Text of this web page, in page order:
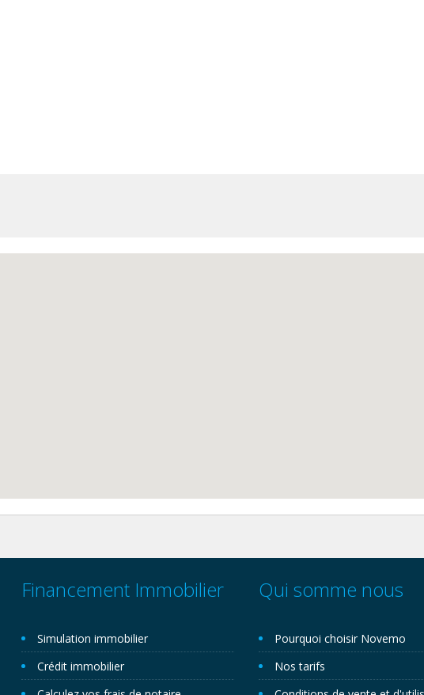
Financement Immobilier
Simulation immobilier
Crédit immobilier
Qui somme nous
Pourquoi choisir Novemo
Nos tarifs